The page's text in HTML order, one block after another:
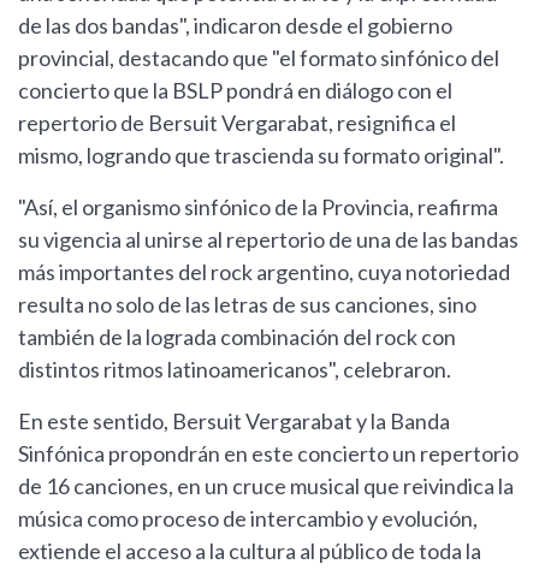
de las dos bandas", indicaron desde el gobierno
provincial, destacando que "el formato sinfónico del
concierto que la BSLP pondrá en diálogo con el
repertorio de Bersuit Vergarabat, resignifica el
mismo, logrando que trascienda su formato original".
"Así, el organismo sinfónico de la Provincia, reafirma
su vigencia al unirse al repertorio de una de las bandas
más importantes del rock argentino, cuya notoriedad
resulta no solo de las letras de sus canciones, sino
también de la lograda combinación del rock con
distintos ritmos latinoamericanos", celebraron.
En este sentido, Bersuit Vergarabat y la Banda
Sinfónica propondrán en este concierto un repertorio
de 16 canciones, en un cruce musical que reivindica la
música como proceso de intercambio y evolución,
extiende el acceso a la cultura al público de toda la